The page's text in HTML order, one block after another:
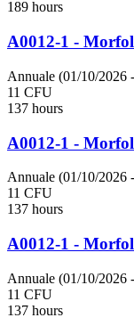
189 hours
A0012-1 -
Annuale (01/10/2026
11 CFU
137 hours
A0012-1 -
Annuale (01/10/2026
11 CFU
137 hours
A0012-1 -
Annuale (01/10/2026
11 CFU
137 hours